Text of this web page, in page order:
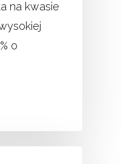
na kwasie
o